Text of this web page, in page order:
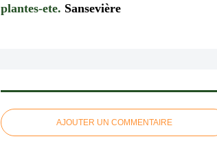
plantes-ete. Sansevière
AJOUTER UN COMMENTAIRE